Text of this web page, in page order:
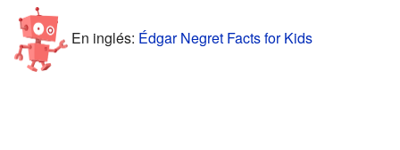
En inglés: Édgar Negret Facts for Kids